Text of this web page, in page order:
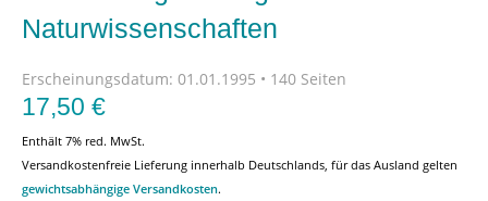
Naturwissenschaften
Erscheinungsdatum: 01.01.1995 • 140 Seiten
17,50 €
Enthält 7% red. MwSt.
Versandkostenfreie Lieferung innerhalb Deutschlands, für das Ausland gelten
gewichtsabhängige Versandkosten.